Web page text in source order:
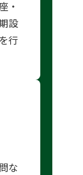
・
設
行
な